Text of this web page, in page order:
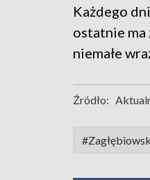
Każdego
ostatnie
niemałe
Źródło: